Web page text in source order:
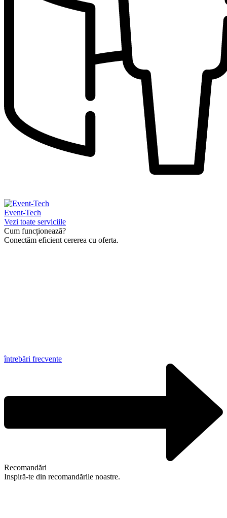
Event-Tech
Vezi toate serviciile
Cum funcționează?
Conectăm eficient cererea cu oferta.
întrebări frecvente
Recomandări
Inspiră-te din recomandările noastre.